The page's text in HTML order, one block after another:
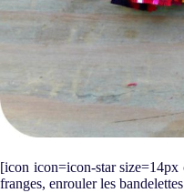
[icon icon=icon-star
franges, enrouler les